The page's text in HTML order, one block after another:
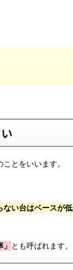
ことをいいます。
ない台はベースが低
とも呼ばれます。